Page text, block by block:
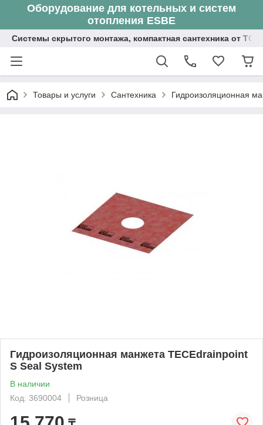
Оборудование для котельных и систем
отопления ESBE
Системы скрытого монтажа, компактная сантехника от
Товары и услуги Сантехника Гидроизоляционная
Гидроизоляционная манжета TECEdrainpoint
S Seal System
В наличии
Код: 3690004
Розница